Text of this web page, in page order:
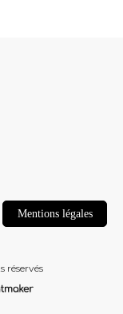
Mentions légales
réservés